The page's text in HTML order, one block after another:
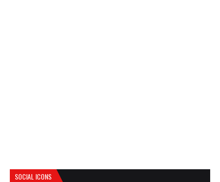
SOCIAL ICONS